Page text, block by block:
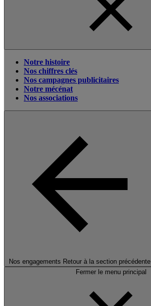
Notre histoire
Nos chiffres clés
Nos campagnes publicitaires
Notre mécénat
Nos associations
Nos engagements Retour à la section précédente
Fermer le menu principal